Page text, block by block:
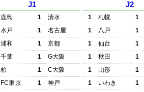
J1
鹿島 1
清水
水戸 1
名古屋
浦和 1
京都
千葉 1
G大阪
柏 1
C大阪
FC東京 1
神戸
J2
1 札幌
1
1
八戸
1
1
仙台
1
1
秋田
1
1
山形
1
1
いわき
1